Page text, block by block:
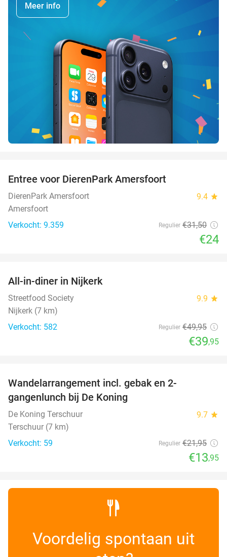
Meer info
Entree voor DierenPark Amersfoort
DierenPark Amersfoort 9.4 star
Amersfoort
Verkocht: 9.359
Regulier €31,50
€24
All-in-diner in Nijkerk
Streetfood Society 9.9 star
Nijkerk (7 km)
Verkocht: 582
Regulier €49,95
€39,95
Wandelarrangement incl. gebak en 2-
gangenlunch bij De Koning
De Koning Terschuur 9.7 star
Terschuur (7 km)
Verkocht: 59
Regulier €21,95
€13,95
Voordelig spontaan uit